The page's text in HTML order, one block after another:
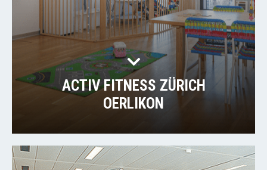
ACTIV FITNESS ZÜRICH
OERLIKON